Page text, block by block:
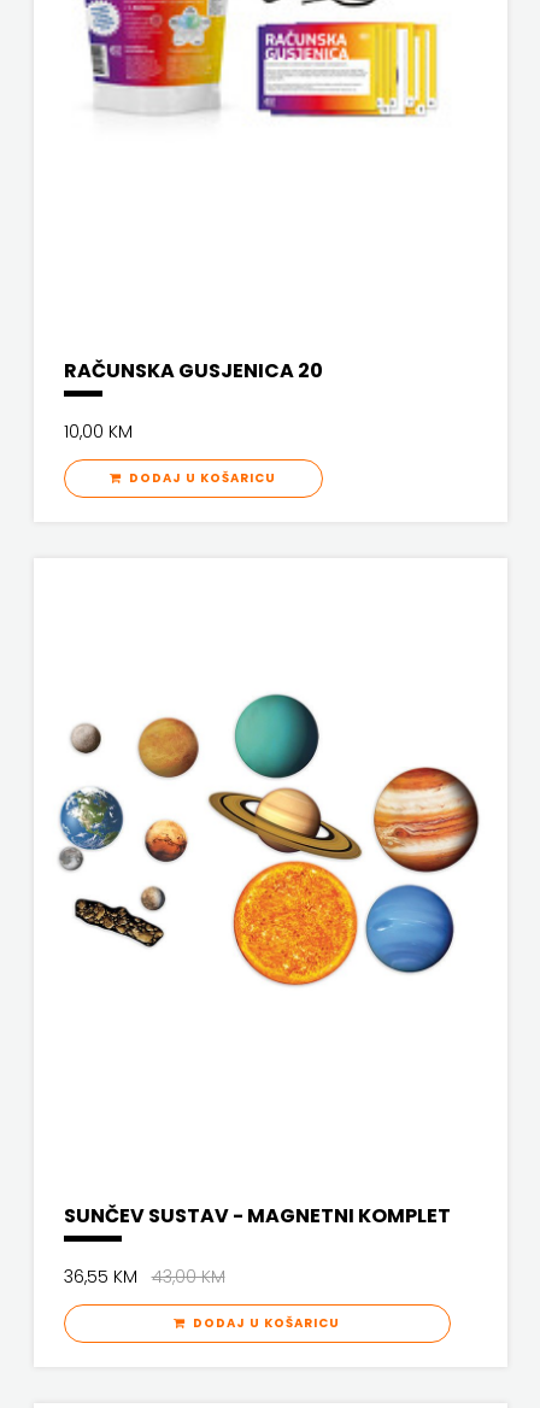
RAČUNSKA GUSJENICA 20
10,00 KM
DODAJ U KOŠARICU
SUNČEV SUSTAV - MAGNETNI KOMPLET
36,55 KM43,00 KM
DODAJ U KOŠARICU